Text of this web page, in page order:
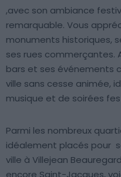
,avec son ambiance
remarquable. Vous
monuments historiques,
ses rues commerçantes.
bars et ses événements
ville sans cesse animée,
musique et de soirées
Parmi les nombreux
idéalement placés pour
ville à Villejean
encore Saint-Jacques,